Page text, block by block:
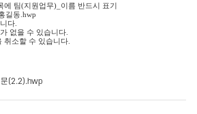
에 팀(지원업무)_ 이름 반드시 표기
길동 .hwp
다.
없을 수 있습니다.
취소할 수 있습니다.
문(2.2).hwp